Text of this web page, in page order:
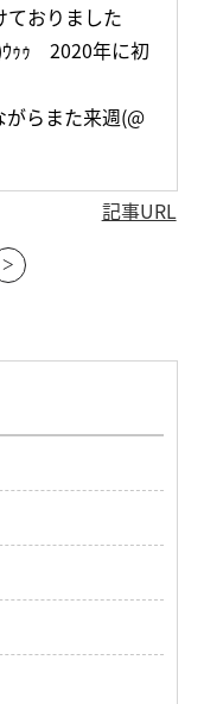
ておりました
ｩｩ 2020年に初
らまた来週(@
記事URL
>